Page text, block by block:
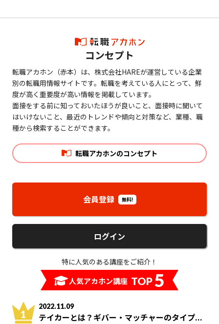
コンセプト
転職アカホン（赤本）は、株式会社HAREが運営している企業
別の転職用情報サイトです。転職を考えている人にとって、鮮
度が高く重要度が高い情報を掲載しています。
面接をする前に知っておいたほうが良いこと、面接時に聞いて
はいけないこと、最近のトレンドや傾向と対策など、業種、職
種から検索することができます。
転職アカホンのコンセプト
会員登録 無料!
ログイン
特に人気のある講座をご紹介！
人気アカホン講座 TOP5
2022.11.09
テイカーとは？ギバー・マッチャーのタイプ...